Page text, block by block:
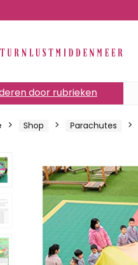
door rubrieken
Shop Parachutes